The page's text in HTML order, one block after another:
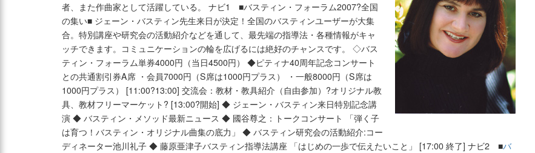
者、また作曲家として活躍している。 ナビ1 ■バスティン・フォーラム2007?全国
の集い■ ジェーン・バスティン先生来日が決定！全国のバスティンユーザーが大集
合。特別講座や研究会の活動紹介などを通して、最先端の指導法・各種情報がキャ
ッチできます。コミュニケーションの輪を広げるには絶好のチャンスです。 ◇バス
ティン・フォーラム単券4000円（当日4500円） ◆ピティナ40周年記念コンサート
との共通割引券A席 ・会員7000円（S席は1000円プラス） ・一般8000円（S席は
1000円プラス） [11:00?13:00] 交流会：教材・教具紹介（自由参加）?オリジナル教
具、教材フリーマーケット? [13:00?開始] ◆ ジェーン・バスティン来日特別記念講
演 ◆ バスティン・メソッド最新ニュース ◆ 國谷尊之：トークコンサート 「弾く子
は育つ！バスティン・オリジナル曲集の底力」 ◆ バスティン研究会の活動紹介:コー
ディネーター池川礼子 ◆ 藤原亜津子バスティン指導法講座 「はじめの一歩で伝えたいこと」 [17:00 終了] ナビ2 ■バ